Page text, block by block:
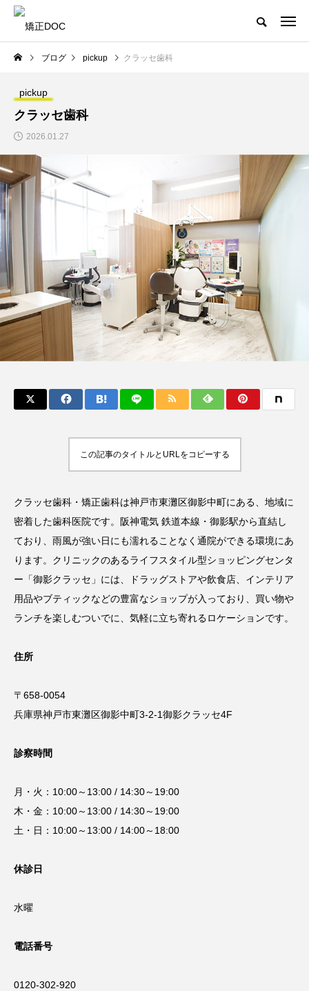
ブログ pickup クラッセ歯科
pickup
クラッセ歯科
2026.01.27
この記事のタイトルとURLをコピーする
クラッセ歯科・矯正歯科は神戸市東灘区御影中町にある、地域に
密着した歯科医院です。阪神電気 鉄道本線・御影駅から直結し
ており、雨風が強い日にも濡れることなく通院ができる環境にあ
ります。クリニックのあるライフスタイル型ショッピングセンタ
ー「御影クラッセ」には、ドラッグストアや飲食店、インテリア
用品やブティックなどの豊富なショップが入っており、買い物や
ランチを楽しむついでに、気軽に立ち寄れるロケーションです。
住所
〒658-0054
兵庫県神戸市東灘区御影中町3-2-1御影クラッセ4F
診察時間
月・火：10:00～13:00 / 14:30～19:00
木・金：10:00～13:00 / 14:30～19:00
土・日：10:00～13:00 / 14:00～18:00
休診日
水曜
電話番号
0120-302-920